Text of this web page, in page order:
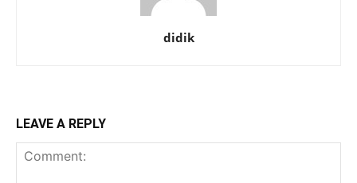
didik
LEAVE A REPLY